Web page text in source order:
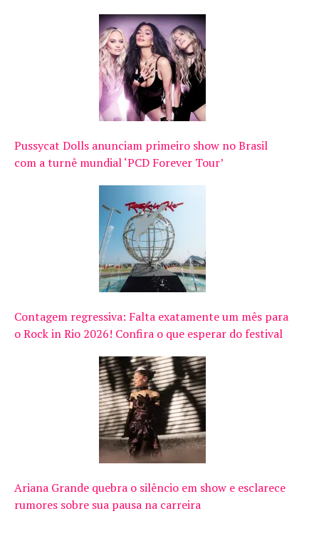
Pussycat Dolls anunciam primeiro show no Brasil
com a turnê mundial ‘PCD Forever Tour’
Contagem regressiva: Falta exatamente um mês para
o Rock in Rio 2026! Confira o que esperar do festival
Ariana Grande quebra o silêncio em show e esclarece
rumores sobre sua pausa na carreira